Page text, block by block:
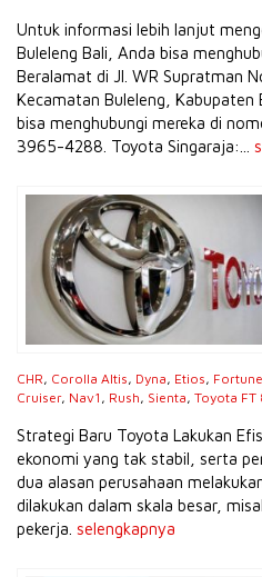
Untuk informasi lebih lanjut
Buleleng Bali, Anda bisa
Beralamat di Jl. WR Supratman
Kecamatan Buleleng, Kabupaten
bisa menghubungi mereka di
3965-4288. Toyota Singaraja:...
CHR, Corolla Altis, Dyna, Etios,
Cruiser, Nav1 , Rush, Sienta, Toyota FT
Strategi Baru Toyota Lakukan
ekonomi yang tak stabil, serta
dua alasan perusahaan
dilakukan dalam skala besar,
pekerja. selengkapnya